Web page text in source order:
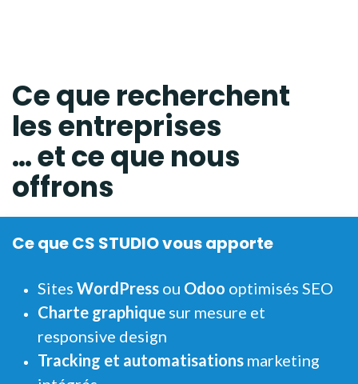
Ce que recherchent
les entreprises
… et ce que nous
offrons
Ce que CS STUDIO vous apporte
Sites WordPress ou Odoo optimisés SEO
Charte graphique sur mesure et
responsive design
Tracking et automatisations marketing